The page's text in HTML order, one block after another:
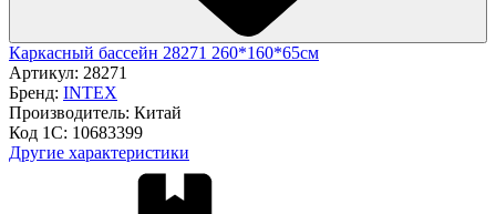
Каркасный бассейн 28271 260*160*65см
Артикул: 28271
Бренд: INTEX
Производитель: Китай
Код 1С: 10683399
Другие характеристики